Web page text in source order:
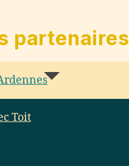
partenaires
Toit